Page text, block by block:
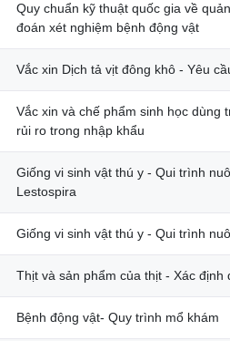
Quy chuẩn kỹ thuật quốc gia về
đoán xét nghiệm bệnh động vật
Vắc xin Dịch tả vịt đông khô - Yêu
Vắc xin và chế phẩm sinh học dùng
rủi ro trong nhập khẩu
Giống vi sinh vật thú y - Qui trình
Lestospira
Giống vi sinh vật thú y - Qui trình
Thịt và sản phẩm của thịt - Xác định
Bệnh động vật- Quy trình mổ khám